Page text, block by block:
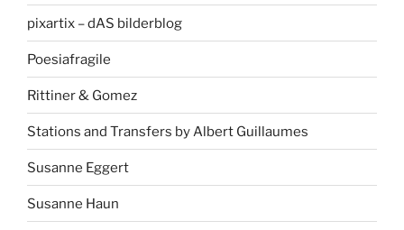
pixartix – dAS bilderblog
Poesiafragile
Rittiner & Gomez
Stations and Transfers by Albert Guillaumes
Susanne Eggert
Susanne Haun